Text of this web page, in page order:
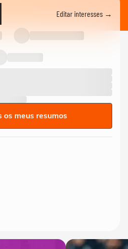
Editar interesses →
os meus resumos